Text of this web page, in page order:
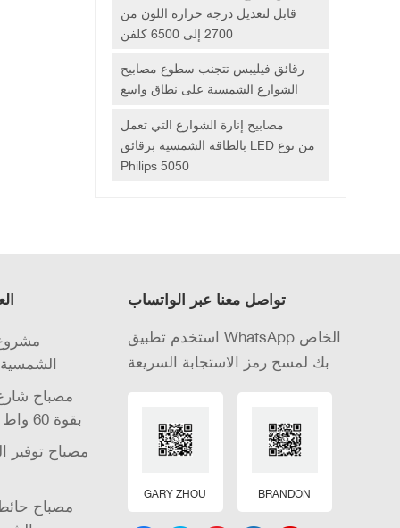
قابل لتعديل درجة حرارة اللون من
2700 إلى 6500 كلفن
رقائق فيليبس تتجنب سطوع مصابيح
الشوارع الشمسية على نطاق واسع
مصابيح إنارة الشوارع التي تعمل
بالطاقة الشمسية برقائق LED من نوع
Philips 5050
مصباح
الشمسية LED بقوة 60 واط
مصباح توفير
مصباح
تواصل معنا عبر الواتساب
استخدم تطبيق WhatsApp الخاص
بك لمسح رمز الاستجابة السريعة
GARY ZHOU BRANDON